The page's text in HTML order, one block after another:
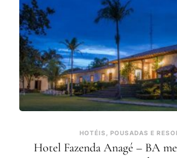
HOTÉIS, POUSADAS E
Hotel Fazenda Anagé – BA